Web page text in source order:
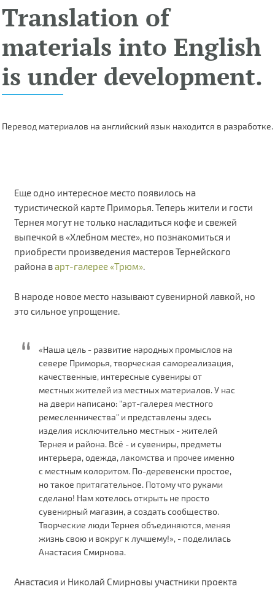
Translation of
materials into English
is under development.
Перевод материалов на английский язык находится в разработке.
Еще одно интересное место появилось на
туристической карте Приморья. Теперь жители и гости
Тернея могут не только насладиться кофе и свежей
выпечкой в «Хлебном месте», но познакомиться и
приобрести произведения мастеров Тернейского
района варт-галерее «Трюм».
В народе новое место называют сувенирной лавкой, но
это сильное упрощение.
«Наша цель - развитие народных промыслов на
севере Приморья, творческая самореализация,
качественные, интересные сувениры от
местных жителей из местных материалов. У нас
на двери написано: "арт-галерея местного
ремесленничества" и представлены здесь
изделия исключительно местных - жителей
Тернея и района. Всё - и сувениры, предметы
интерьера, одежда, лакомства и прочее именно
с местным колоритом. По-деревенски простое,
но такое притягательное. Потому что руками
сделано! Нам хотелось открыть не просто
сувенирный магазин, а создать сообщество.
Творческие люди Тернея объединяются, меняя
жизнь свою и вокруг к лучшему!», - поделилась
Анастасия Смирнова.
Анастасия и Николай Смирновы участники проекта